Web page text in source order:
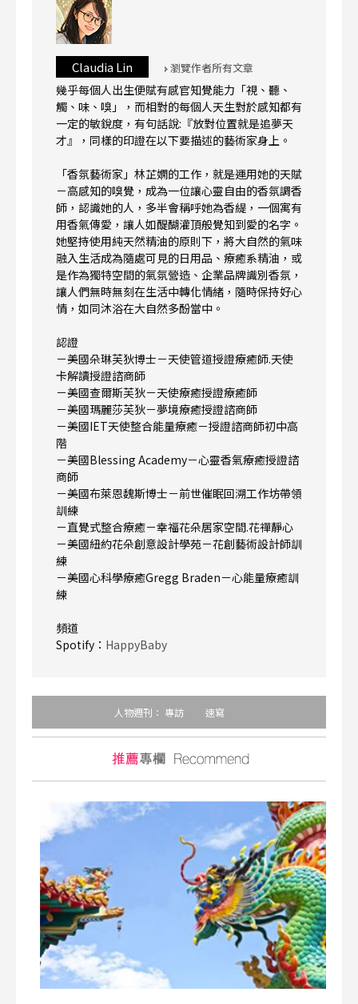
Claudia Lin 瀏覽作者所有文章
幾乎每個人出生便賦有感官知覺能力「視、聽、
觸、味、嗅」，而相對的每個人天生對於感知都有
一定的敏銳度，有句話說:『放對位置就是追夢天
才』，同樣的印證在以下要描述的藝術家身上。
「香氛藝術家」林芷嫻的工作，就是運用她的天賦
－高感知的嗅覺，成為一位讓心靈自由的香氛調香
師，認識她的人，多半會稱呼她為香緹，一個寓有
用香氣傳愛，讓人如醍醐灌頂般覺知到愛的名字。
她堅持使用純天然精油的原則下，將大自然的氣味
融入生活成為隨處可見的日用品、療癒系精油，或
是作為獨特空間的氣氛營造、企業品牌識別香氛，
讓人們無時無刻在生活中轉化情緒，隨時保持好心
情，如同沐浴在大自然多酚當中。
認證
－美國朵琳芙狄博士－天使管道授證療癒師.天使
卡解讀授證諮商師
－美國查爾斯芙狄－天使療癒授證療癒師
－美國瑪麗莎芙狄－夢境療癒授證諮商師
－美國IET天使整合能量療癒－授證諮商師初中高
階
－美國Blessing Academy－心靈香氣療癒授證諮
商師
－美國布萊恩魏斯博士－前世催眠回溯工作坊帶領
訓練
－直覺式整合療癒－幸福花朵居家空間.花禪靜心
－美國紐約花朵創意設計學苑－花創藝術設計師訓
練
－美國心科學療癒Gregg Braden－心能量療癒訓
練
頻道
Spotify： HappyBaby
人物週刊： 專訪 速寫